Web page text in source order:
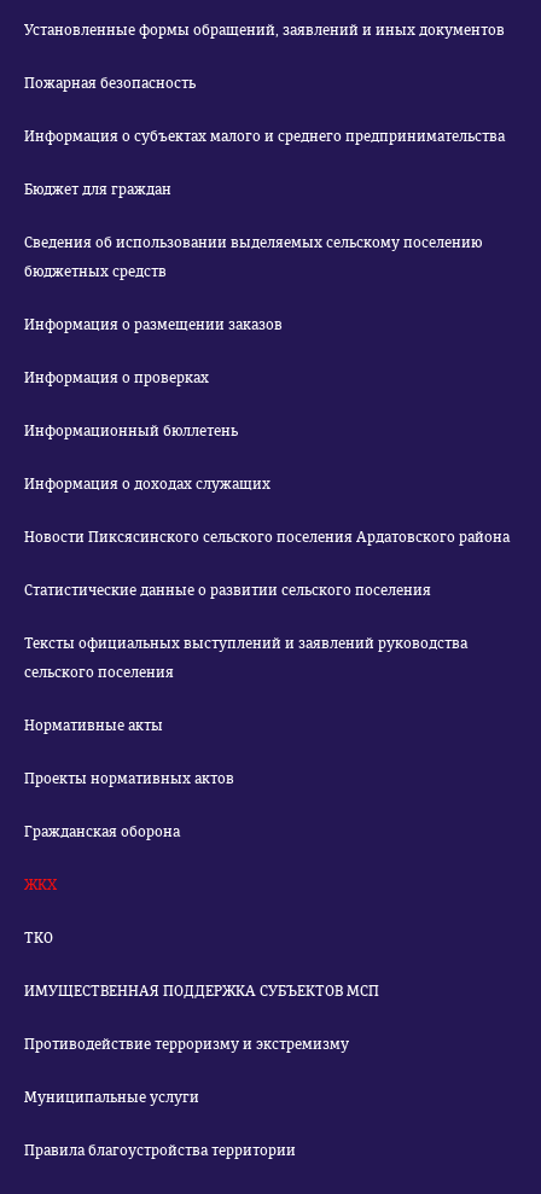
Установленные формы обращений, заявлений и иных документов
Пожарная безопасность
Информация о субъектах малого и среднего предпринимательства
Бюджет для граждан
Сведения об использовании выделяемых сельскому поселению
бюджетных средств
Информация о размещении заказов
Информация о проверках
Информационный бюллетень
Информация о доходах служащих
Новости Пиксясинского сельского поселения Ардатовского района
Статистические данные о развитии сельского поселения
Тексты официальных выступлений и заявлений руководства
сельского поселения
Нормативные акты
Проекты нормативных актов
Гражданская оборона
ЖКХ
ТКО
ИМУЩЕСТВЕННАЯ ПОДДЕРЖКА СУБЪЕКТОВ МСП
Противодействие терроризму и экстремизму
Муниципальные услуги
Правила благоустройства территории